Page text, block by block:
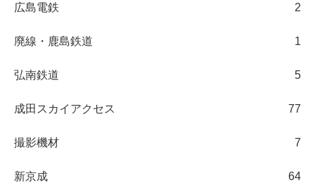
広島電鉄 2
廃線・鹿島鉄道 1
弘南鉄道 5
成田スカイアクセス 77
撮影機材 7
新京成 64